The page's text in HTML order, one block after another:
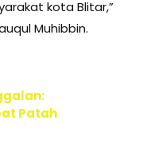
kota Blitar,”
Muhibbin.
Patah